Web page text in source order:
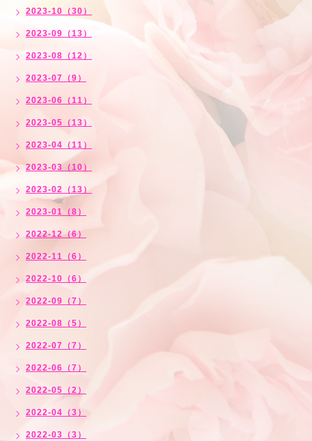
2023-10（30）
2023-09（13）
2023-08（12）
2023-07（9）
2023-06（11）
2023-05（13）
2023-04（11）
2023-03（10）
2023-02（13）
2023-01（8）
2022-12（6）
2022-11（6）
2022-10（6）
2022-09（7）
2022-08（5）
2022-07（7）
2022-06（7）
2022-05（2）
2022-04（3）
2022-03（3）